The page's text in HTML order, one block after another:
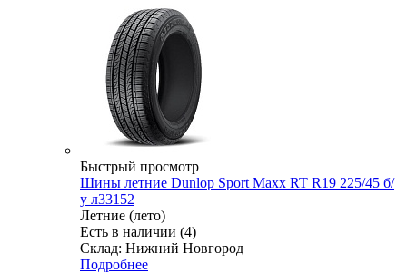
Быстрый просмотр
Шины летние Dunlop Sport Maxx RT R19 225/45 б/
у л33152
Летние (лето)
Есть в наличии (4)
Склад: Нижний Новгород
Подробнее